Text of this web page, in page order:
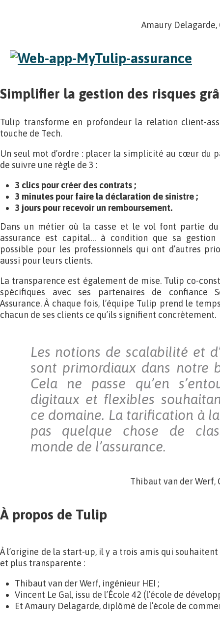
Amaury
Simplifier la gestion des risques
Tulip transforme en profondeur la relation client-
touche de Tech.
Un seul mot d’ordre : placer la simplicité au cœur du
de suivre une règle de 3 :
3 clics pour créer des contrats ;
3 minutes pour faire la déclaration de sinistre ;
3 jours pour recevoir un remboursement.
Dans un métier où la casse et le vol font partie
assurance est capital… à condition que sa
possible pour les professionnels qui ont d’autres
aussi pour leurs clients.
La transparence est également de mise. Tulip co-
spécifiques avec ses partenaires de confiance
Assurance. À chaque fois, l’équipe Tulip prend le
chacun de ses clients ce qu’ils signifient concrètement.
Les notions de scalabilité et
sont primordiaux dans notre
Cela ne passe qu’en
digitaux et flexibles
ce domaine. La tarification à
pas quelque chose de
monde de l’assurance.
Thibaut van der Werf,
À propos de Tulip
À l’origine de la start-up, il y a trois amis qui
et plus transparente :
Thibaut van der Werf, ingénieur HEI ;
Vincent Le Gal, issu de l’École 42 (l’école de
Et Amaury Delagarde, diplômé de l’école de